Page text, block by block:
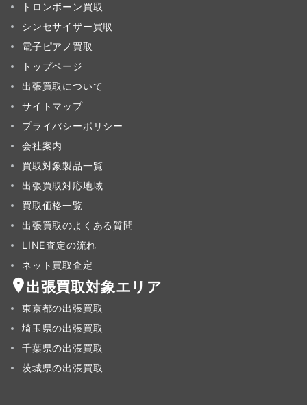
トロンボーン買取
シンセサイザー買取
電子ピアノ買取
トップページ
出張買取について
サイトマップ
プライバシーポリシー
会社案内
買取対象製品一覧
出張買取対応地域
買取価格一覧
出張買取のよくある質問
LINE査定の流れ
ネット買取査定
出張買取対象エリア
東京都の出張買取
埼玉県の出張買取
千葉県の出張買取
茨城県の出張買取